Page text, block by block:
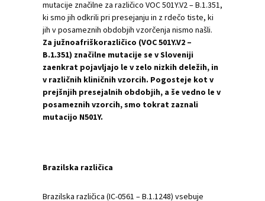
mutacije značilne za različico VOC 501Y.V2 – B.1.351,
ki smo jih odkrili pri presejanju in z rdečo tiste, ki
jih v posameznih obdobjih vzorčenja nismo našli.
Za južnoafriškorazličico (VOC 501Y.V2 –
B.1.351) značilne mutacije se v Sloveniji
zaenkrat pojavljajo le v zelo nizkih deležih, in
v različnih kliničnih vzorcih. Pogosteje kot v
prejšnjih presejalnih obdobjih, a še vedno le v
posameznih vzorcih, smo tokrat zaznali
mutacijo N501Y.
Brazilska različica
Brazilska različica (IC-0561 – B.1.1248) vsebuje